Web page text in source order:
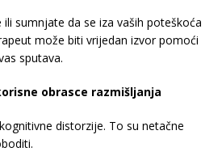
sumnjate da se iza vaših poteškoća
može biti vrijedan izvor pomoći
sputava.
obrasce razmišljanja
distorzije. To su netačne